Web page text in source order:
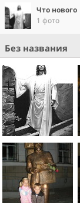
Что нового
1 фото
Без названия